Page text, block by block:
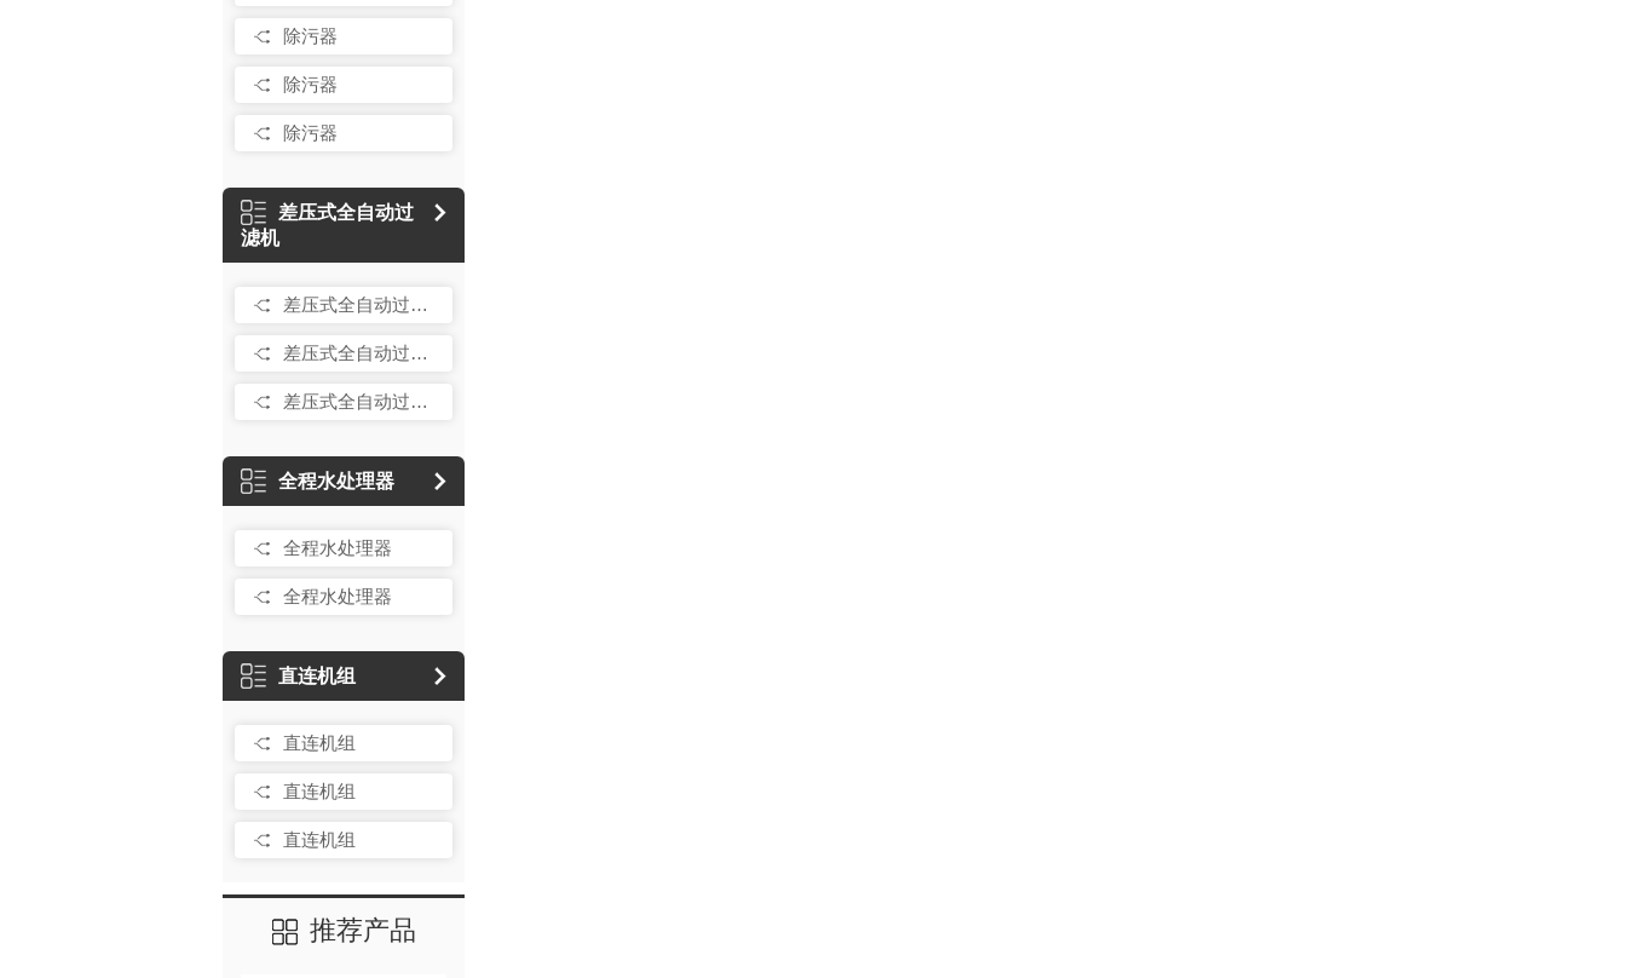
除污器
除污器
除污器
差压式全自动过
滤机
差压式全自动过滤机
差压式全自动过滤机
差压式全自动过滤机
全程水处理器
全程水处理器
全程水处理器
直连机组
直连机组
直连机组
直连机组
推荐产品